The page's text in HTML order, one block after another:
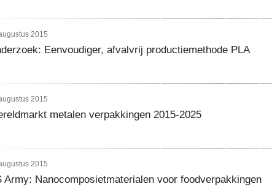
2015
Eenvoudiger, afvalvrij productiemethode PLA
2015
metalen verpakkingen 2015-2025
2015
Army: Nanocomposietmaterialen voor foodverpakkingen